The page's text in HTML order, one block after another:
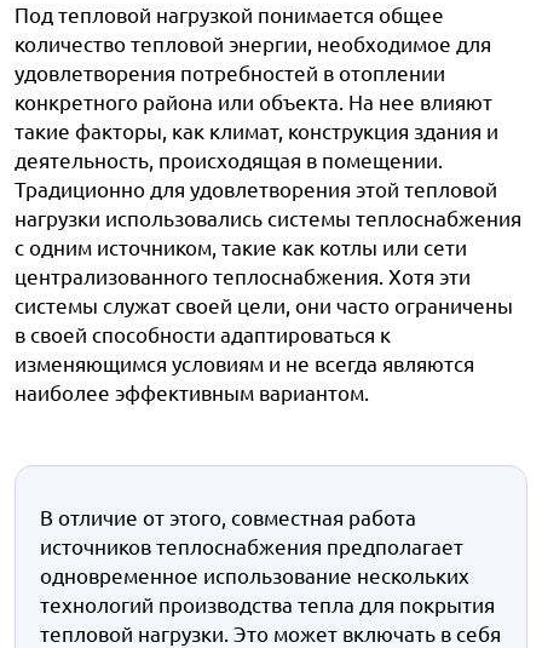
Под тепловой нагрузкой понимается общее
количество тепловой энергии, необходимое для
удовлетворения потребностей в отоплении
конкретного района или объекта. На нее влияют
такие факторы, как климат, конструкция здания и
деятельность, происходящая в помещении.
Традиционно для удовлетворения этой тепловой
нагрузки использовались системы теплоснабжения
с одним источником, такие как котлы или сети
централизованного теплоснабжения. Хотя эти
системы служат своей цели, они часто ограничены
в своей способности адаптироваться к
изменяющимся условиям и не всегда являются
наиболее эффективным вариантом.
В отличие от этого, совместная работа
источников теплоснабжения предполагает
одновременное использование нескольких
технологий производства тепла для покрытия
тепловой нагрузки. Это может включать в себя